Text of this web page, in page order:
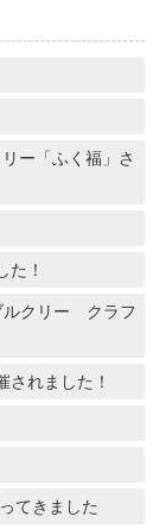
ー「ふく福」さ
た！
ルクリー クラフ
されました！
てきました